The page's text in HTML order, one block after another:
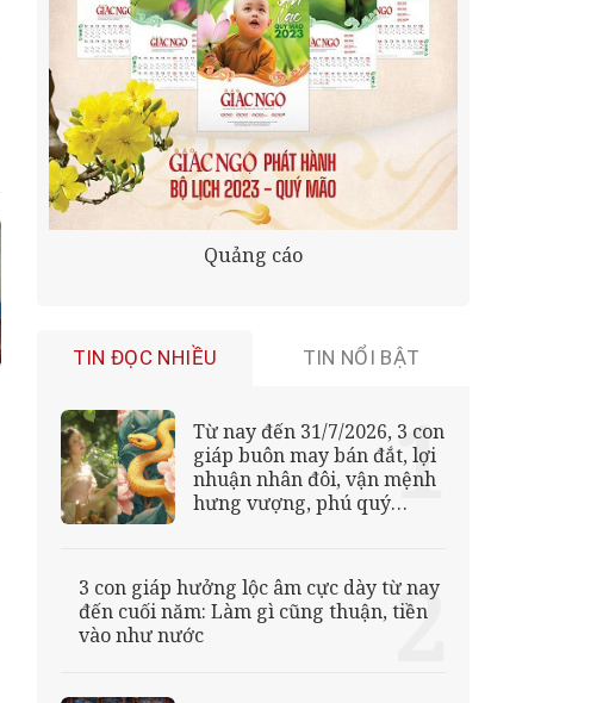
Quảng cáo
TIN ĐỌC NHIỀU TIN NỔI BẬT
Từ nay đến 31/7/2026, 3 con
giáp buôn may bán đắt, lợi
nhuận nhân đôi, vận mệnh
hưng vượng, phú quý
3 con giáp hưởng lộc âm cực dày từ nay
đến cuối năm: Làm gì cũng thuận, tiền
vào như nước